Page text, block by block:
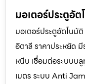
มอเตอร์ประตูอั
มอเตอร์ประตูอัตโนมั
อิตาลี ราคาประหยัด
หนีบ เชื่อมต่อระบบบ
เมตร ระบบ Anti